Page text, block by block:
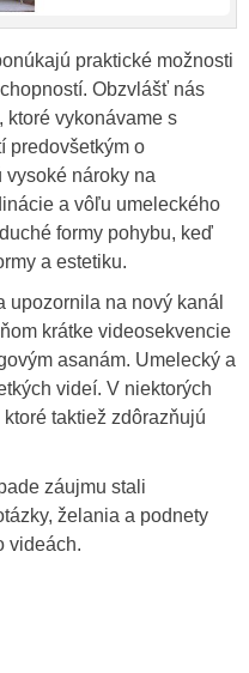
praktické možnosti
Obzvlášť nás
ktoré vykonávame s
predovšetkým o
vysoké nároky na
a vôľu umeleckého
formy pohybu, keď
a estetiku.
upozornila na nový kanál
krátke videosekvencie
asanám. Umelecký a
videí. V niektorých
taktiež zdôrazňujú
záujmu stali
želania a podnety
videách.